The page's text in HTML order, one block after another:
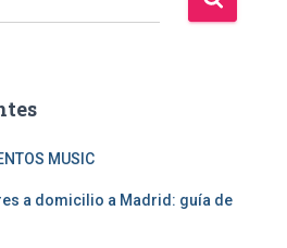
MUSIC
a domicilio a Madrid: guía de